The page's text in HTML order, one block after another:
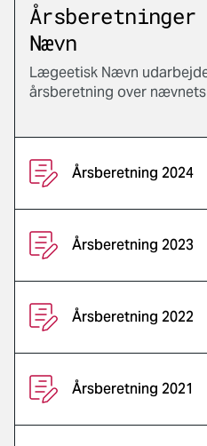
Nævn
Lægeetisk Nævn
årsberetning over
Årsberetning 2024
Årsberetning 2023
Årsberetning 2022
Årsberetning 2021